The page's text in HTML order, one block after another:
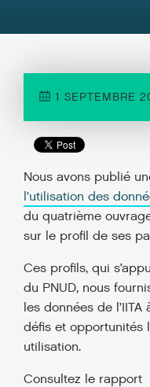
1 SEPTEMBRE
Nous avons publié
l’utilisation des
du quatrième
sur le profil de ses
Ces profils, qui
du PNUD, nous
les données de
défis et opportunités
utilisation.
Consultez le rapport